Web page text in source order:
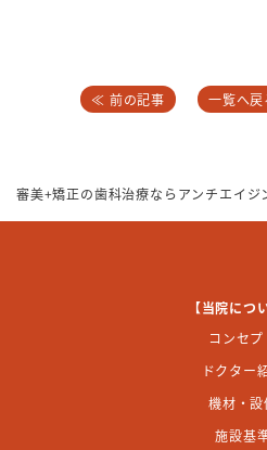
≪ 前の記事 一覧へ戻
審美+矯正の歯科治療ならアンチエイ
【当院につ
コンセプ
ドクター
機材・設
施設基